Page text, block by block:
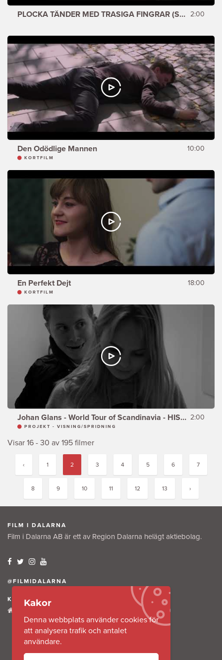
PLOCKA TÄNDER MED TRASIGA FINGRAR (SHOWREEL) 2:00
Den Odödlige Mannen 10:00
KORTFILM
En Perfekt Dejt 18:00
KORTFILM
Johan Glans - World Tour of Scandinavia - HISSEN - 2:00
PROJEKT - VISNING/SPRIDNING
Visar 16 - 30 av 195 filmer
‹ 1 2 3 4 5 6 7
8 9 10 11 12 13 ›
FILM I DALARNA
Film i Dalarna AB är ett av Region Dalarna helägt aktiebolag.
@FILMIDALARNA
KONTAKTA OSS
791 31 Falun
Kakor
Denna webbplats använder cookies för
att analysera trafik och antalet
användare.